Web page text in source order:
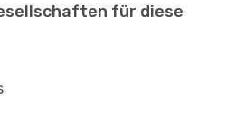
für diese